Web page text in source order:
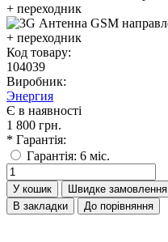
Код товару:
104039
Виробник:
Энергия
Є в наявності
1 800 грн.
* Гарантія:
Гарантія: 6 міс.
У кошик
Швидке замовлення
В закладки
До порівняння